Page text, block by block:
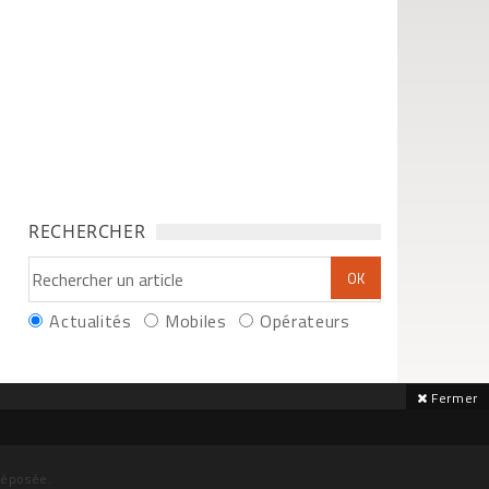
RECHERCHER
Actualités Mobiles Opérateurs
Fermer